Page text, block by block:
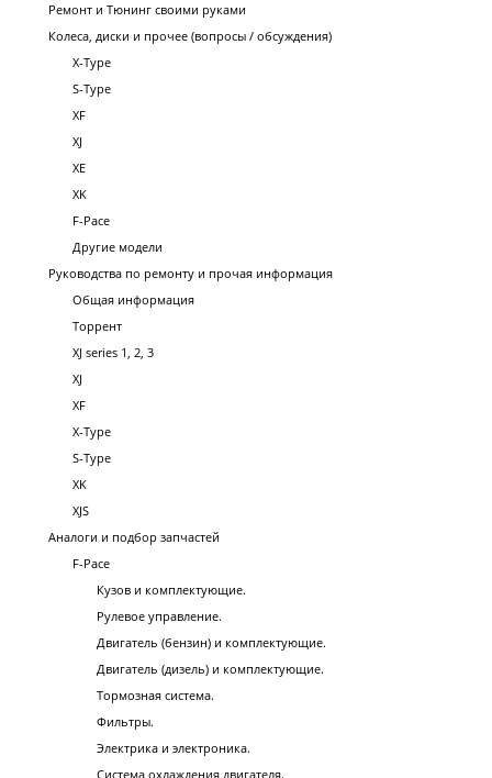
Ремонт и Тюнинг своими руками
Колеса, диски и прочее (вопросы / обсуждения)
X-Type
S-Type
XF
XJ
XE
XK
F-Pace
Другие модели
Руководства по ремонту и прочая информация
Общая информация
Торрент
XJ series 1, 2, 3
XJ
XF
X-Type
S-Type
XK
XJS
Аналоги и подбор запчастей
F-Pace
Кузов и комплектующие.
Рулевое управление.
Двигатель (бензин) и комплектующие.
Двигатель (дизель) и комплектующие.
Тормозная система.
Фильтры.
Электрика и электроника.
Система охлаждения двигателя.